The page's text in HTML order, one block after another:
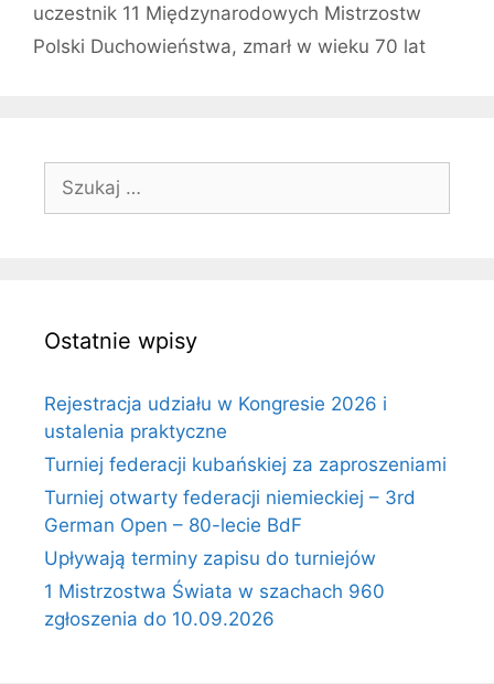
uczestnik 11 Międzynarodowych Mistrzostw
Polski Duchowieństwa, zmarł w wieku 70 lat
Ostatnie wpisy
Rejestracja udziału w Kongresie 2026 i
ustalenia praktyczne
Turniej federacji kubańskiej za zaproszeniami
Turniej otwarty federacji niemieckiej – 3rd
German Open – 80-lecie BdF
Upływają terminy zapisu do turniejów
1 Mistrzostwa Świata w szachach 960
zgłoszenia do 10.09.2026